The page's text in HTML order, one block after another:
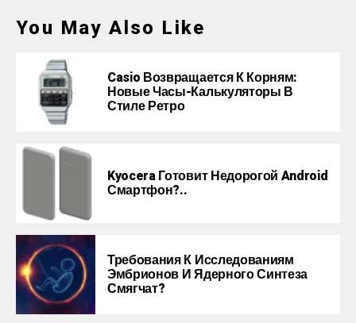
You May Also Like
Casio Возвращается К Корням:
Новые Часы-Калькуляторы В
Стиле Ретро
Kyocera Готовит Недорогой Android
Смартфон?..
Требования К Исследованиям
Эмбрионов И Ядерного Синтеза
Смягчат?